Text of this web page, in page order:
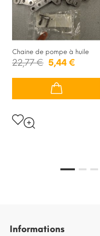
Chaine de pompe à huile
22,77 € 5,44 €
Informations